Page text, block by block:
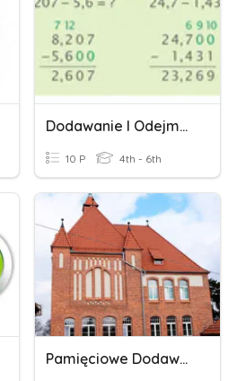
Dodawanie I Odejmowanie Ułamków Dziesiętnych
10 P 4th - 6th
Pamięciowe Dodawanie I Odejmowanie Ułamków Dziesiętnych